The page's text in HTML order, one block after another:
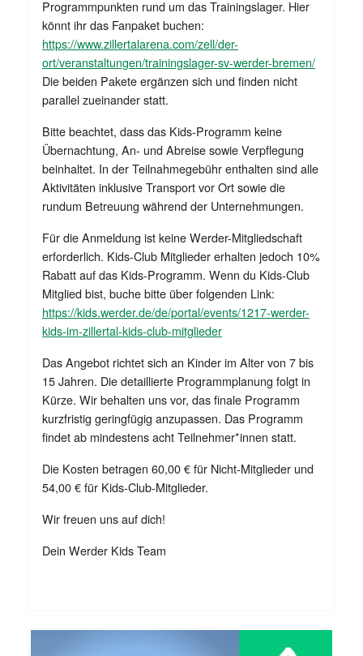
Programmpunkten rund um das Trainingslager. Hier
könnt ihr das Fanpaket buchen:
https://www.zillertalarena.com/zell/der-
ort/veranstaltungen/trainingslager-sv-werder-bremen/
Die beiden Pakete ergänzen sich und finden nicht
parallel zueinander statt.
Bitte beachtet, dass das Kids-Programm keine
Übernachtung, An- und Abreise sowie Verpflegung
beinhaltet. In der Teilnahmegebühr enthalten sind alle
Aktivitäten inklusive Transport vor Ort sowie die
rundum Betreuung während der Unternehmungen.
Für die Anmeldung ist keine Werder-Mitgliedschaft
erforderlich. Kids-Club Mitglieder erhalten jedoch 10%
Rabatt auf das Kids-Programm. Wenn du Kids-Club
Mitglied bist, buche bitte über folgenden Link:
https://kids.werder.de/de/portal/events/1217-werder-
kids-im-zillertal-kids-club-mitglieder
Das Angebot richtet sich an Kinder im Alter von 7 bis
15 Jahren. Die detaillierte Programmplanung folgt in
Kürze. Wir behalten uns vor, das finale Programm
kurzfristig geringfügig anzupassen. Das Programm
findet ab mindestens acht Teilnehmer*innen statt.
Die Kosten betragen 60,00 € für Nicht-Mitglieder und
54,00 € für Kids-Club-Mitglieder.
Wir freuen uns auf dich!
Dein Werder Kids Team